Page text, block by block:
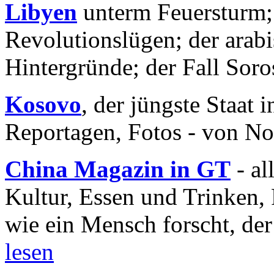
Libyen unterm
Revolutionslügen; der
Hintergründe; der Fall
Kosovo, der jüngste Staat
Reportagen, Fotos - von
China Magazin in GT -
Kultur, Essen und
wie ein Mensch forscht,
lesen